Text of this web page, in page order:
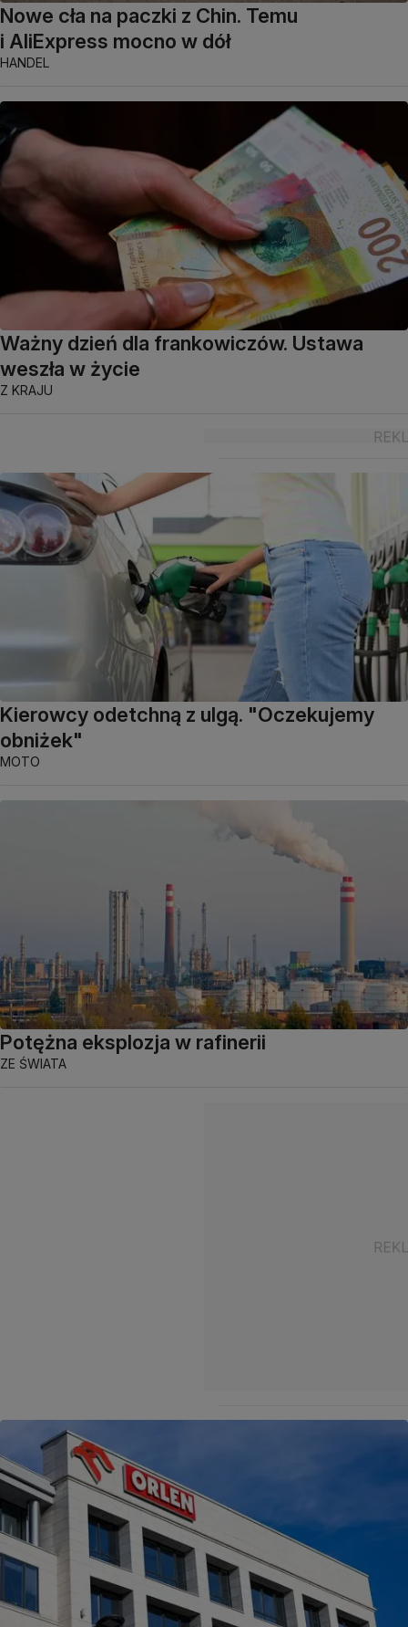
Nowe cła na paczki z Chin. Temu
i AliExpress mocno w dół
HANDEL
Ważny dzień dla frankowiczów. Ustawa
weszła w życie
Z KRAJU
Kierowcy odetchną z ulgą. "Oczekujemy
obniżek"
MOTO
Potężna eksplozja w rafinerii
ZE ŚWIATA